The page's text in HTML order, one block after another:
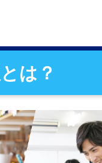
は？